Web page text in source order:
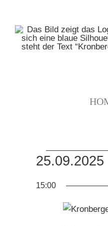
springen
FÜR
25.09.2025
wählen.
15:00